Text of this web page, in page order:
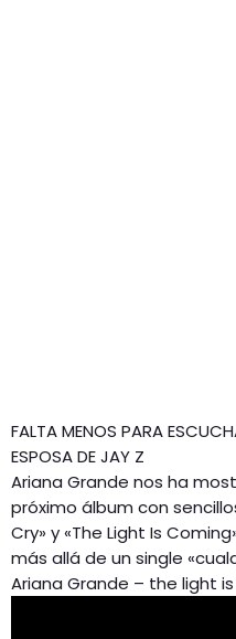
FALTA MENOS PARA
ESPOSA DE JAY Z
Ariana Grande nos ha
próximo álbum con
Cry» y «The Light Is
más allá de un single
Ariana Grande – the light